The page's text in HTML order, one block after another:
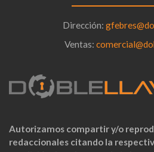
Dirección:
Ventas:
Autorizamos compartir y/o
redaccionales citando la